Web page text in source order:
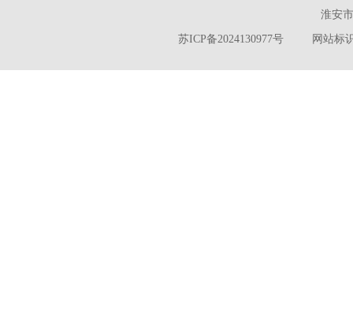
淮安
苏ICP备2024130977号 网站标